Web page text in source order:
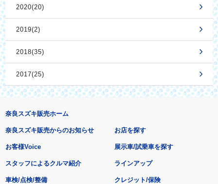
2020(20)
2019(2)
2018(35)
2017(25)
奈良スズキ販売ホーム
奈良スズキ販売からのお知らせ
お客様Voice
スタッフによるクルマ紹介
お店を探す
展示車/試乗車を探す
ラインアップ
車検/点検/整備 クレジット/保険